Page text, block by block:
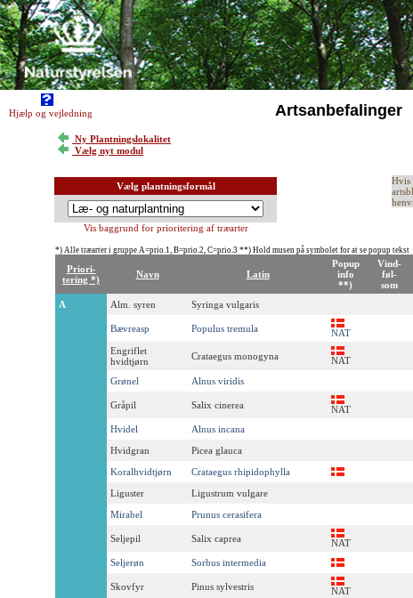
Artsanbefalinger
Ny Plantningslokalitet
Vælg nyt modul
Vælg plantningsformål
Vis baggrund for prioritering af træarter
Hvis
*) Alle træarter i gruppe A=prio.1, B=prio.2, C=prio.3 **) Hold musen på symbolet for at se popup tekst
Priori-
tering *)
Navn Latin
Popup
info
**)
Vind-
føl-
som
A
Alm. syren Syringa vulgaris
Bævreasp Populus tremula
NAT
Engriflet
hvidtjørn
Crataegus monogyna
NAT
Grønel
Alnus viridis
Gråpil Salix cinerea
NAT
Hvidel
Alnus incana
Hvidgran
Picea glauca
Koralhvidtjørn
Crataegus rhipidophylla
Liguster
Ligustrum vulgare
Mirabel
Prunus cerasifera
Seljepil Salix caprea
NAT
Seljerøn
Sorbus intermedia
Skovfyr Pinus sylvestris NAT
Hjælp og vejledning